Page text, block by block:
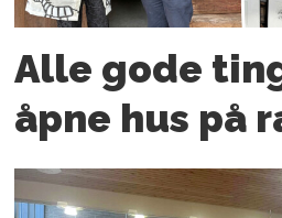
Alle gode
åpne hus på